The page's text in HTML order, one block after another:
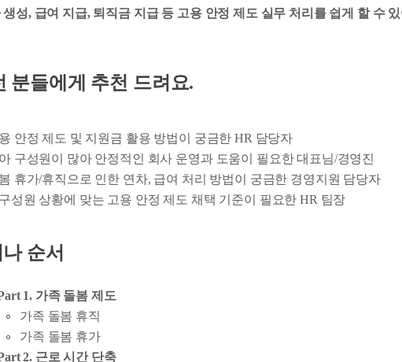
생성, 급여 지급, 퇴직금 지급 등 고용 안정 제도 실무 처리를 쉽게 할 수
분들에게 추천 드려요.
안정 제도 및 지원금 활용 방법이 궁금한 HR 담당자
구성원이 많아 안정적인 회사 운영과 도움이 필요한 대표님/경영진
휴가/휴직으로 인한 연차, 급여 처리 방법이 궁금한 경영지원 담당자
성원 상황에 맞는 고용 안정 제도 채택 기준이 필요한 HR 팀장
순서
1. 가족 돌봄 제도
가족 돌봄 휴직
가족 돌봄 휴가
2. 근로 시간 단축